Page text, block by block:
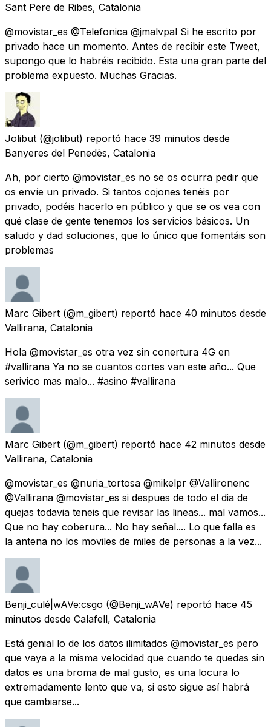
Sant Pere de Ribes, Catalonia
@movistar_es @Telefonica @jmalvpal Si he escrito por
privado hace un momento. Antes de recibir este Tweet,
supongo que lo habréis recibido. Esta una gran parte del
problema expuesto. Muchas Gracias.
Jolibut (@jolibut) reportó hace 39 minutos desde
Banyeres del Penedès, Catalonia
Ah, por cierto @movistar_es no se os ocurra pedir que
os envíe un privado. Si tantos cojones tenéis por
privado, podéis hacerlo en público y que se os vea con
qué clase de gente tenemos los servicios básicos. Un
saludo y dad soluciones, que lo único que fomentáis son
problemas
Marc Gibert (@m_gibert) reportó hace 40 minutos desde
Vallirana, Catalonia
Hola @movistar_es otra vez sin conertura 4G en
#vallirana Ya no se cuantos cortes van este año... Que
serivico mas malo... #asino #vallirana
Marc Gibert (@m_gibert) reportó hace 42 minutos desde
Vallirana, Catalonia
@movistar_es @nuria_tortosa @mikelpr @Vallironenc
@Vallirana @movistar_es si despues de todo el dia de
quejas todavia teneis que revisar las lineas... mal vamos...
Que no hay coberura... No hay señal.... Lo que falla es
la antena no los moviles de miles de personas a la vez...
Benji_culé|wAVe:csgo (@Benji_wAVe) reportó hace 45
minutos desde Calafell, Catalonia
Está genial lo de los datos ilimitados @movistar_es pero
que vaya a la misma velocidad que cuando te quedas sin
datos es una broma de mal gusto, es una locura lo
extremadamente lento que va, si esto sigue así habrá
que cambiarse...